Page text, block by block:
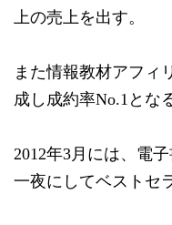
上の売上を出す。
また情報教材アフィ
成し成約率No.1とな
2012年3月には、電子
一夜にしてベストセ